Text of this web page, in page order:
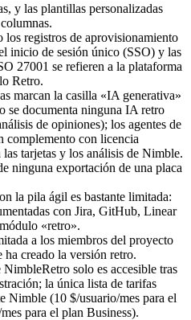
y las plantillas personalizadas
los registros de aprovisionamiento
inicio de sesión único (SSO) y las
27001 se refieren a la plataforma
Retro.
marcan la casilla «IA generativa»
se documenta ninguna IA retro
de opiniones); los agentes de
con licencia
tarjetas y los análisis de Nimble.
ninguna exportación de una placa
la pila ágil es bastante limitada:
con Jira, GitHub, Linear
«retro».
a los miembros del proyecto
creado la versión retro.
solo es accesible tras
la única lista de tarifas
Nimble (10 $/usuario/mes para el
para el plan Business).